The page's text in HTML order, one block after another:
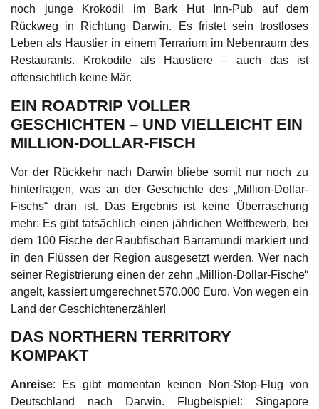
noch junge Krokodil im Bark Hut Inn-Pub auf dem
Rückweg in Richtung Darwin. Es fristet sein trostloses
Leben als Haustier in einem Terrarium im Nebenraum des
Restaurants. Krokodile als Haustiere – auch das ist
offensichtlich keine Mär.
EIN ROADTRIP VOLLER
GESCHICHTEN – UND VIELLEICHT EIN
MILLION-DOLLAR-FISCH
Vor der Rückkehr nach Darwin bliebe somit nur noch zu
hinterfragen, was an der Geschichte des „Million-Dollar-
Fischs“ dran ist. Das Ergebnis ist keine Überraschung
mehr: Es gibt tatsächlich einen jährlichen Wettbewerb, bei
dem 100 Fische der Raubfischart Barramundi markiert und
in den Flüssen der Region ausgesetzt werden. Wer nach
seiner Registrierung einen der zehn „Million-Dollar-Fische“
angelt, kassiert umgerechnet 570.000 Euro. Von wegen ein
Land der Geschichtenerzähler!
DAS NORTHERN TERRITORY
KOMPAKT
Anreise: Es gibt momentan keinen Non-Stop-Flug von
Deutschland nach Darwin. Flugbeispiel: Singapore